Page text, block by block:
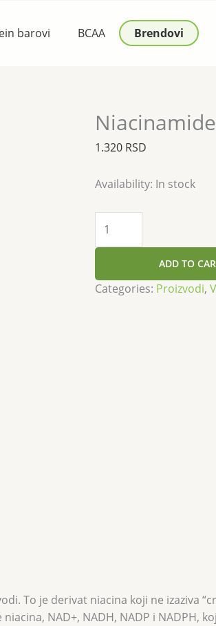
barovi BCAA Brendovi
1.320 RSD
Availability: In stock
500mg
100caps
ADD TO
Categories: Proizvodi,
To je derivat niacina koji ne izaziva
NAD+, NADH, NADP i NADPH,